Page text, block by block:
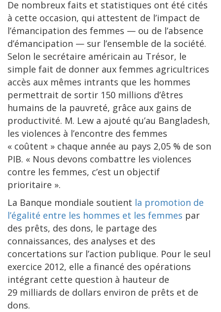
De nombreux faits et statistiques ont été cités
à cette occasion, qui attestent de l’impact de
l’émancipation des femmes — ou de l’absence
d’émancipation — sur l’ensemble de la société.
Selon le secrétaire américain au Trésor, le
simple fait de donner aux femmes agricultrices
accès aux mêmes intrants que les hommes
permettrait de sortir 150 millions d’êtres
humains de la pauvreté, grâce aux gains de
productivité. M. Lew a ajouté qu’au Bangladesh,
les violences à l’encontre des femmes
« coûtent » chaque année au pays 2,05 % de son
PIB. « Nous devons combattre les violences
contre les femmes, c’est un objectif
prioritaire ».
La Banque mondiale soutient la promotion de
l’égalité entre les hommes et les femmes par
des prêts, des dons, le partage des
connaissances, des analyses et des
concertations sur l’action publique. Pour le seul
exercice 2012, elle a financé des opérations
intégrant cette question à hauteur de
29 milliards de dollars environ de prêts et de
dons.